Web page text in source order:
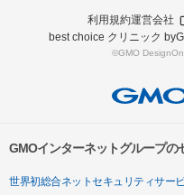
利用規約運営会社
best choice クリニック
©GMO
GMOインターネットグループの
世界初総合ネットセキュリティサー